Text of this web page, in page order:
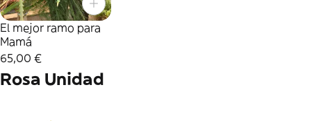
El mejor ramo para
Mamá
65,00 €
Rosa Unidad